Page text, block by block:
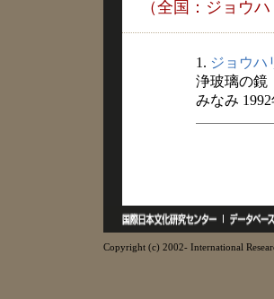
（全国：ジョウ
1. ジョウハ
浄玻璃の鏡
みなみ
Copyright (c) 2002- International